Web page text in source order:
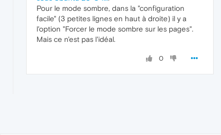
Pour le mode sombre, dans la "configuration
facile" (3 petites lignes en haut à droite) il y a
l'option "Forcer le mode sombre sur les pages".
Mais ce n'est pas l'idéal.
0